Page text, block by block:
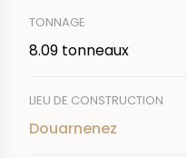
TONNAGE
8.09 tonneaux
LIEU DE CONSTRUCTION
Douarnenez